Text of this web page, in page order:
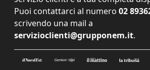
Puoi contattarci al numero 02
scrivendo una mail a
servizioclienti@grupponem.it.